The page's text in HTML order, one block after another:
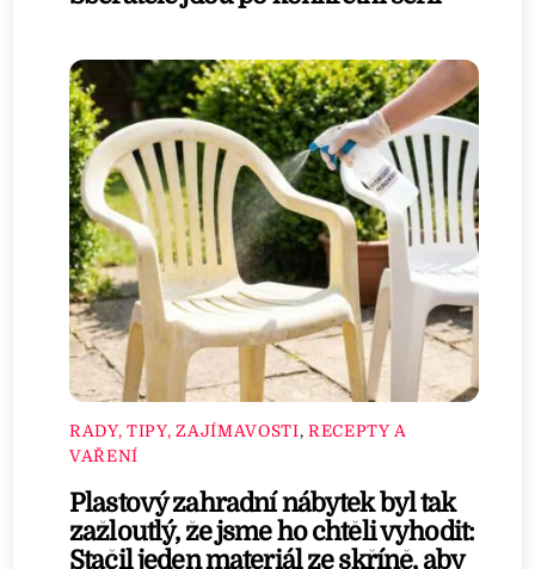
RADY, TIPY, ZAJÍMAVOSTI, RECEPTY A
VAŘENÍ
Plastový zahradní nábytek byl tak
zažloutlý, že jsme ho chtěli vyhodit:
Stačil jeden materiál ze skříně, aby